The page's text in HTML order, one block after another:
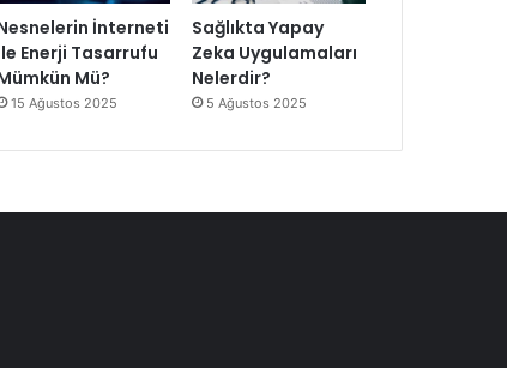
İnterneti
Enerji Tasarrufu
Mü?
15 Ağustos 2025
Sağlıkta Yapay
Zeka Uygulamaları
Nelerdir?
5 Ağustos 2025